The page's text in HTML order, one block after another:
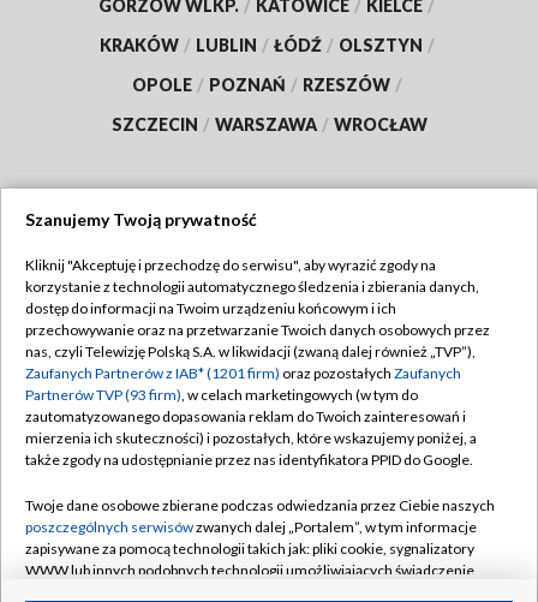
GORZÓW WLKP. / KATOWICE / KIELCE /
KRAKÓW / LUBLIN / ŁÓDŹ / OLSZTYN /
OPOLE / POZNAŃ / RZESZÓW /
SZCZECIN / WARSZAWA / WROCŁAW
TVP
Abonament TVP
Emisja w TVP
Centrum informacji TVP
Naziemna Telewizja Cyfrowa
Rada Programowa
System NOS
Regulamin TVP
Polityka prywatności
Moje zgody
Pomoc
Kontakt
Szanujemy Twoją prywatność
Kliknij "Akceptuję i przechodzę do serwisu", aby wyrazić zgody na
korzystanie z technologii automatycznego śledzenia i zbierania danych,
dostęp do informacji na Twoim urządzeniu końcowym i ich
przechowywanie oraz na przetwarzanie Twoich danych osobowych przez
nas, czyli Telewizję Polską S.A. w likwidacji (zwaną dalej również „TVP”),
Zaufanych Partnerów z IAB* (1201 firm) oraz pozostałych Zaufanych
Partnerów TVP (93 firm), w celach marketingowych (w tym do
zautomatyzowanego dopasowania reklam do Twoich zainteresowań i
mierzenia ich skuteczności) i pozostałych, które wskazujemy poniżej, a
także zgody na udostępnianie przez nas identyfikatora PPID do Google.
Twoje dane osobowe zbierane podczas odwiedzania przez Ciebie naszych
poszczególnych serwisówzwanych dalej „Portalem”, w tym informacje
zapisywane za pomocą technologii takich jak: pliki cookie, sygnalizatory
WWW lub innych podobnych technologii umożliwiających świadczenie